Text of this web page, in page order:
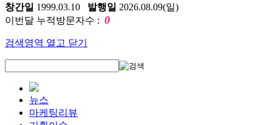
창간일 1999.03.10 발행일 2026.08.09(일)
이번달 누적방문자수 : 0
검색영역 열고 닫기
뉴스
마케팅리뷰